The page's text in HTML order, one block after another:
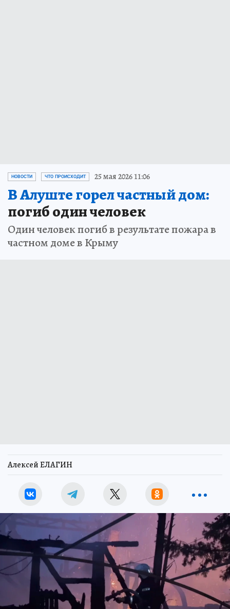
НОВОСТИ ЧТО ПРОИСХОДИТ 25 мая 2026 11:06
В Алуште горел частный дом:
погиб один человек
Один человек погиб в результате пожара в
частном доме в Крыму
Алексей ЕЛАГИН